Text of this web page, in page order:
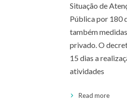
Situação de
Pública por 180
também
privado. O
15 dias a
atividades
Read more